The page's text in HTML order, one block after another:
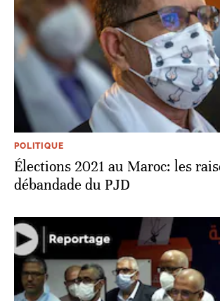
POLITIQUE
Élections 2021 au Maroc: les
débandade du PJD